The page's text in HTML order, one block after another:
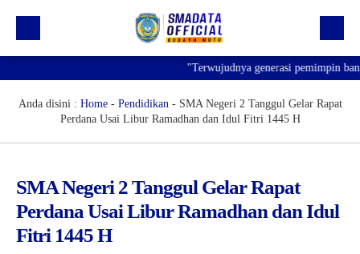
Profil
Informasi
"Terwujudnya generasi pemimpin bangsa
Anda disini : Home- Pendidikan- SMA Negeri 2 Tanggul Gelar Rapat
Perdana Usai Libur Ramadhan dan Idul Fitri 1445 H
SMA Negeri 2 Tanggul Gelar Rapat
Perdana Usai Libur Ramadhan dan Idul
Fitri 1445 H